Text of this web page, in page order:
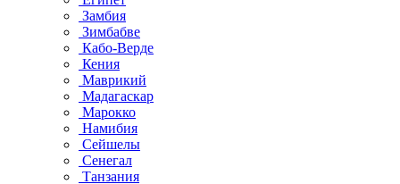
Замбия
Зимбабве
Кабо-Верде
Кения
Маврикий
Мадагаскар
Марокко
Намибия
Сейшелы
Сенегал
Танзания